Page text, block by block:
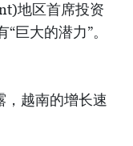
地区首席投资
巨大的潜力”。
，越南的增长速